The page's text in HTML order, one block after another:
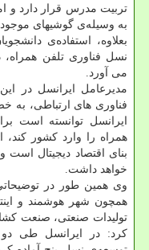
تربیت مدرس قرار دارد و
بعلاوه، استفاده‌ی
می آورد.
مدیرعامل ایرانسل در
فناوری های ارتباطی، به
ایرانسل توانسته است
بنای اقتصاد دیجیتال
خواهد داشت.
همچون شهر هوشمند و
تولیدات صنعتی، صنعت
کرد: در ایرانسل طی